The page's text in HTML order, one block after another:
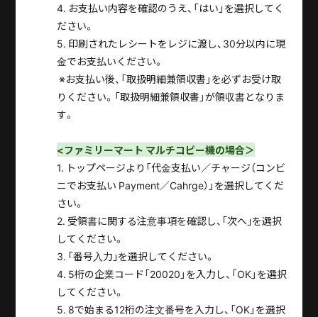
4. お支払い内容を確認のうえ、「はい」を選択してく
ださい。
5. 印刷されたレシートをレジに渡し、30分以内に現
金でお支払いください。
※お支払い後、「取扱明細兼領収書」を必ずお受け取
りください。「取扱明細兼領収書」が領収書となりま
す。
<ファミリーマート マルチコピー機の場合＞
1. トップページより「代金支払い／チャージ（コンビ
ニでお支払い Payment／Cahrge）」を選択してくだ
さい。
2. 受領書に関する注意事項を確認し、｢次へ｣を選択
してください。
3. ｢番号入力｣を選択してください。
4. 5桁の企業コード「20020」を入力し、「OK」を選択
してください。
5. 8で始まる12桁の注文番号を入力し、「OK」を選択